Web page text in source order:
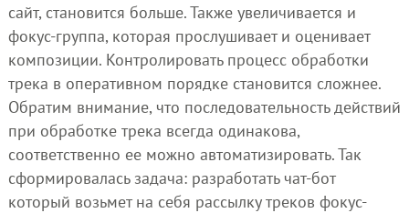
сайт, становится больше. Также увеличивается и
фокус-группа, которая прослушивает и оценивает
композиции. Контролировать процесс обработки
трека в оперативном порядке становится сложнее.
Обратим внимание, что последовательность действий
при обработке трека всегда одинакова,
соответственно ее можно автоматизировать. Так
сформировалась задача: разработать чат-бот
который возьмет на себя рассылку треков фокус-